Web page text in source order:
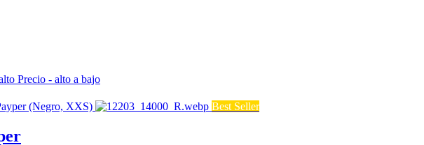
Precio - alto a bajo
Best Seller